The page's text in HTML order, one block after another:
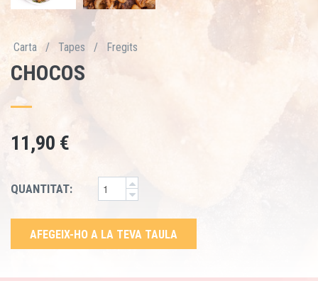
Carta / Tapes / Fregits
CHOCOS
11,90 €
QUANTITAT:
AFEGEIX-HO A LA TEVA TAULA